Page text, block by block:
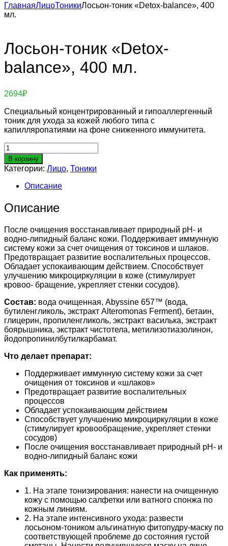
ГлавнаяЛицоТоникиЛосьон-тоник «Detox-balance», 400
мл.
Лосьон-тоник «Detox-
balance», 400 мл.
2694₽
Специальный концентрированный и гипоаллергенный
тоник для ухода за кожей любого типа с
капилляропатиями на фоне сниженного иммунитета.
Количество
товара
Лосьон-
тоник
«Detox-
balance»,
400
мл.
В корзину
Категории: Лицо, Тоники
Описание
Описание
После очищения восстанавливает природный рН- и
водно-липидный баланс кожи. Поддерживает иммунную
систему кожи за счет очищения от токсинов и шлаков.
Предотвращает развитие воспалительных процессов.
Обладает успокаивающим действием. Способствует
улучшению микроциркуляции в коже (стимулирует
кровоо- бращение, укрепляет стенки сосудов).
Состав: вода очищенная, Abyssine 657™ (вода,
бутиленгликоль, экстракт Alteromonas Ferment), бетаин,
глицерин, пропиленгликоль, экстракт василька, экстракт
боярышника, экстракт чистотела, метилизотиазолинон,
йодопропинилбутилкарбамат.
Что делает препарат:
Поддерживает иммунную систему кожи за счет
очищения от токсинов и «шлаков»
Предотвращает развитие воспалительных
процессов
Обладает успокаивающим действием
Способствует улучшению микроциркуляции в коже
(стимулирует кровообращение, укрепляет стенки
сосудов)
После очищения восстанавливает природный рН- и
водно-липидный баланс кожи
Как применять:
1. На этапе тонизирования: нанести на очищенную
кожу с помощью салфетки или ватного спонжа по
кожным линиям.
2. На этапе интенсивного ухода: развести
лосьоном-тоником альгинатную фитопудру-маску по
соответствующей проблеме до состояния густой